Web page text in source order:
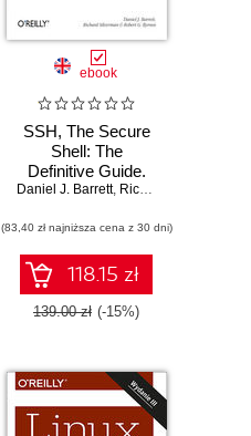
ebook
SSH, The Secure
Shell: The
Definitive Guide.
The Definitive
Daniel J. Barrett, Richard E. Silverman
(83,40 zł najniższa cena z 30 dni)
118.15 zł
139.00 zł (-15%)